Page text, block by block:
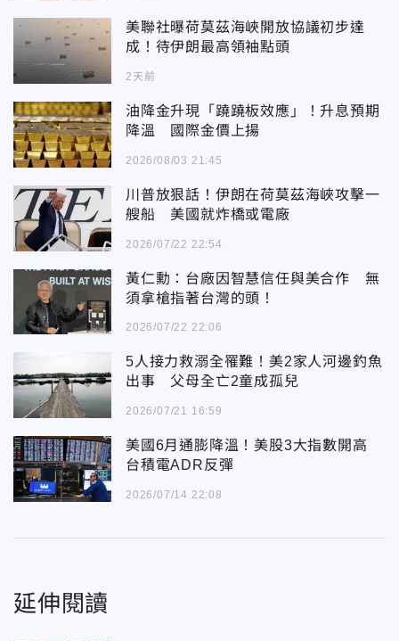
美聯社曝荷莫茲海峽開放協議初步達
成！待伊朗最高領袖點頭
2天前
油降金升現「蹺蹺板效應」！升息預期
降溫 國際金價上揚
2026/08/03 21:45
川普放狠話！伊朗在荷莫茲海峽攻擊一
艘船 美國就炸橋或電廠
2026/07/22 22:54
黃仁勳：台廠因智慧信任與美合作 無
須拿槍指著台灣的頭！
2026/07/22 22:06
5人接力救溺全罹難！美2家人河邊釣魚
出事 父母全亡2童成孤兒
2026/07/21 16:59
美國6月通膨降溫！美股3大指數開高
台積電ADR反彈
2026/07/14 22:08
延伸閱讀